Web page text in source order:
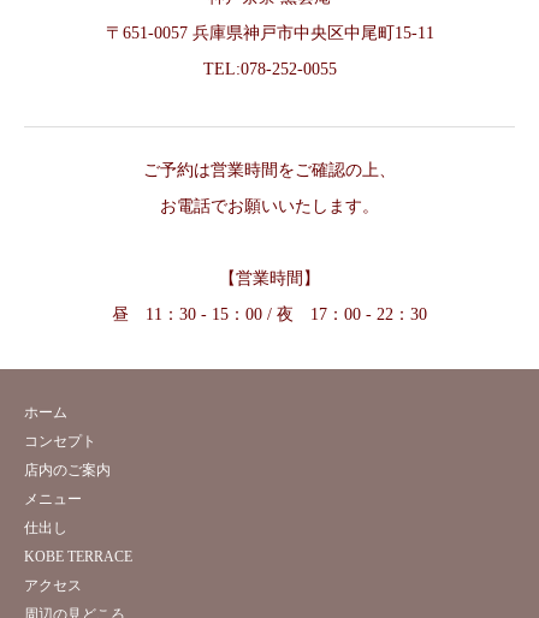
〒651-0057 兵庫県神戸市中央区中尾町15-11
TEL:078-252-0055
ご予約は営業時間をご確認の上、
お電話でお願いいたします。
【営業時間】
昼 11：30 - 15：00 / 夜 17：00 - 22：30
ホーム
コンセプト
店内のご案内
メニュー
仕出し
KOBE TERRACE
アクセス